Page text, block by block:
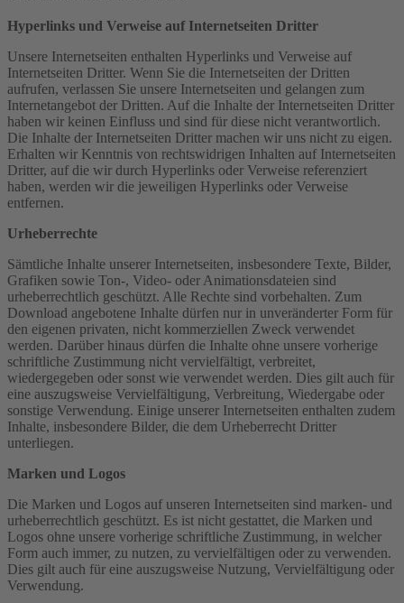
Hyperlinks und Verweise auf Internetseiten Dritter
Unsere Internetseiten enthalten Hyperlinks und Verweise auf
Internetseiten Dritter. Wenn Sie die Internetseiten der Dritten
aufrufen, verlassen Sie unsere Internetseiten und gelangen zum
Internetangebot der Dritten. Auf die Inhalte der Internetseiten Dritter
haben wir keinen Einfluss und sind für diese nicht verantwortlich.
Die Inhalte der Internetseiten Dritter machen wir uns nicht zu eigen.
Erhalten wir Kenntnis von rechtswidrigen Inhalten auf Internetseiten
Dritter, auf die wir durch Hyperlinks oder Verweise referenziert
haben, werden wir die jeweiligen Hyperlinks oder Verweise
entfernen.
Urheberrechte
Sämtliche Inhalte unserer Internetseiten, insbesondere Texte, Bilder,
Grafiken sowie Ton-, Video- oder Animationsdateien sind
urheberrechtlich geschützt. Alle Rechte sind vorbehalten. Zum
Download angebotene Inhalte dürfen nur in unveränderter Form für
den eigenen privaten, nicht kommerziellen Zweck verwendet
werden. Darüber hinaus dürfen die Inhalte ohne unsere vorherige
schriftliche Zustimmung nicht vervielfältigt, verbreitet,
wiedergegeben oder sonst wie verwendet werden. Dies gilt auch für
eine auszugsweise Vervielfältigung, Verbreitung, Wiedergabe oder
sonstige Verwendung. Einige unserer Internetseiten enthalten zudem
Inhalte, insbesondere Bilder, die dem Urheberrecht Dritter
unterliegen.
Marken und Logos
Die Marken und Logos auf unseren Internetseiten sind marken- und
urheberrechtlich geschützt. Es ist nicht gestattet, die Marken und
Logos ohne unsere vorherige schriftliche Zustimmung, in welcher
Form auch immer, zu nutzen, zu vervielfältigen oder zu verwenden.
Dies gilt auch für eine auszugsweise Nutzung, Vervielfältigung oder
Verwendung.